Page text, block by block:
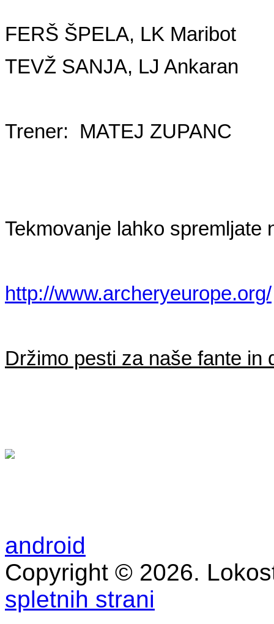
FERŠ ŠPELA, LK Maribot
TEVŽ SANJA, LJ Ankaran
Trener: MATEJ ZUPANC
Tekmovanje lahko spremljate
http://www.archeryeurope.org/
Držimo pesti za naše fante in
android
Copyright © 2026.
spletnih strani